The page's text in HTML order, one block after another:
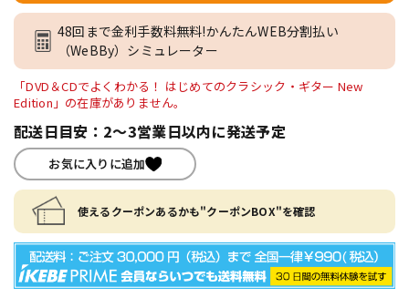
48回まで金利手数料無料!かんたんWEB分割払い
（WeBBy）シミュレーター
「DVD＆CDでよくわかる！ はじめてのクラシック・ギター New
Edition」の在庫がありません。
配送日目安：2～3営業日以内に発送予定
お気に入りに追加
使えるクーポンあるかも"クーポンBOX"を確認